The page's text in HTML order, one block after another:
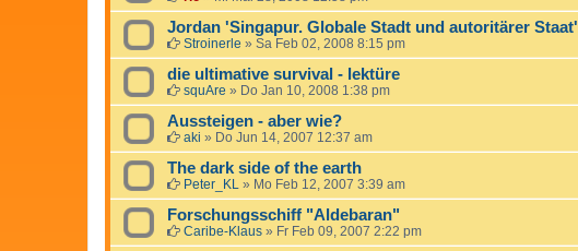
Jordan 'Singapur. Globale Stadt und autoritärer Staat'
Stroinerle » Sa Feb 02, 2008 8:15 pm
die ultimative survival - lektüre
squAre » Do Jan 10, 2008 1:38 pm
Aussteigen - aber wie?
aki » Do Jun 14, 2007 12:37 am
The dark side of the earth
Peter_KL » Mo Feb 12, 2007 3:39 am
Forschungsschiff "Aldebaran"
Caribe-Klaus » Fr Feb 09, 2007 2:22 pm